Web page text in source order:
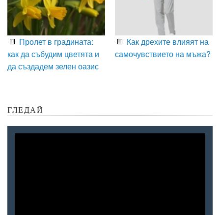
Пролет в градината:
как да събудим цветята и
да създадем зелен оазис
Как дрехите влияят на
самочувствието на мъжа?
ГЛЕДАЙ